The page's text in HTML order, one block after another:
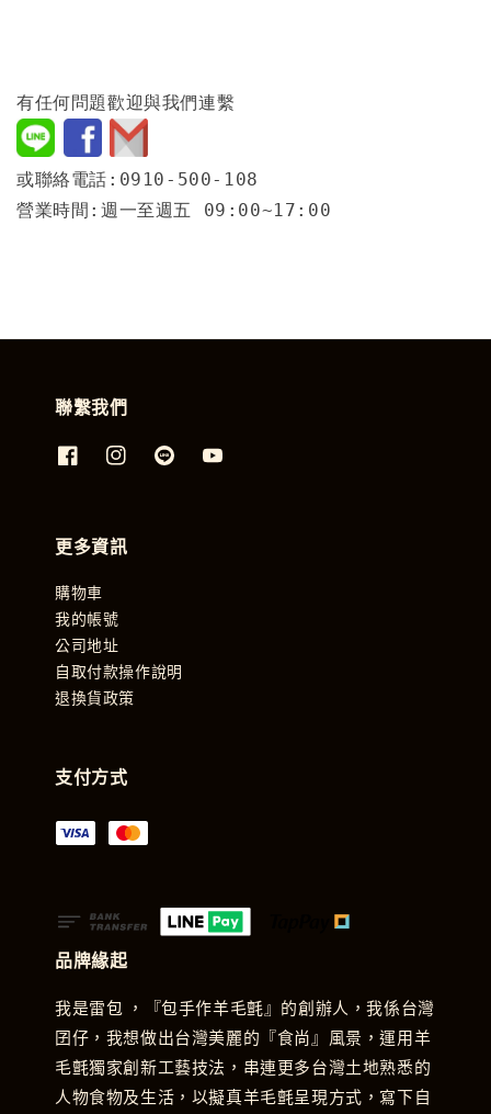
有任何問題歡迎與我們連繫
或聯絡電話:0910-500-108
營業時間:週一至週五 09:00~17:00
聯繫我們
更多資訊
購物車
我的帳號
公司地址
自取付款操作說明
退換貨政策
支付方式
品牌緣起
我是雷包 ，『包手作羊毛氈』的創辦人，我係台灣
囝仔，我想做出台灣美麗的『食尚』風景，運用羊
毛氈獨家創新工藝技法，串連更多台灣土地熟悉的
人物食物及生活，以擬真羊毛氈呈現方式，寫下自